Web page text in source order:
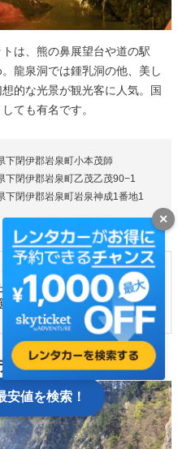
は、熊の鼻展望台や道の駅
龍泉洞では鍾乳洞の他、美し
的な光景が観光客に人気。国
ても有名です。
閉伊郡岩泉町小本茂師
下閉伊郡岩泉町乙茂乙茂90−1
郡岩泉町岩泉神成1番地1
！
すすめの観光スポット7選！
をしよう
イブ観光スポット】
値を検索！
✕